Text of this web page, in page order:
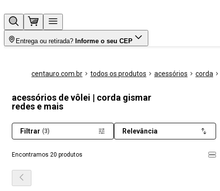
Entrega ou retirada? Informe o seu CEP
centauro.com.br todos os produtos acessórios corda
acessórios de vôlei | corda gismar
redes e mais
Encontramos 20 produtos
Filtrar (3) Relevância